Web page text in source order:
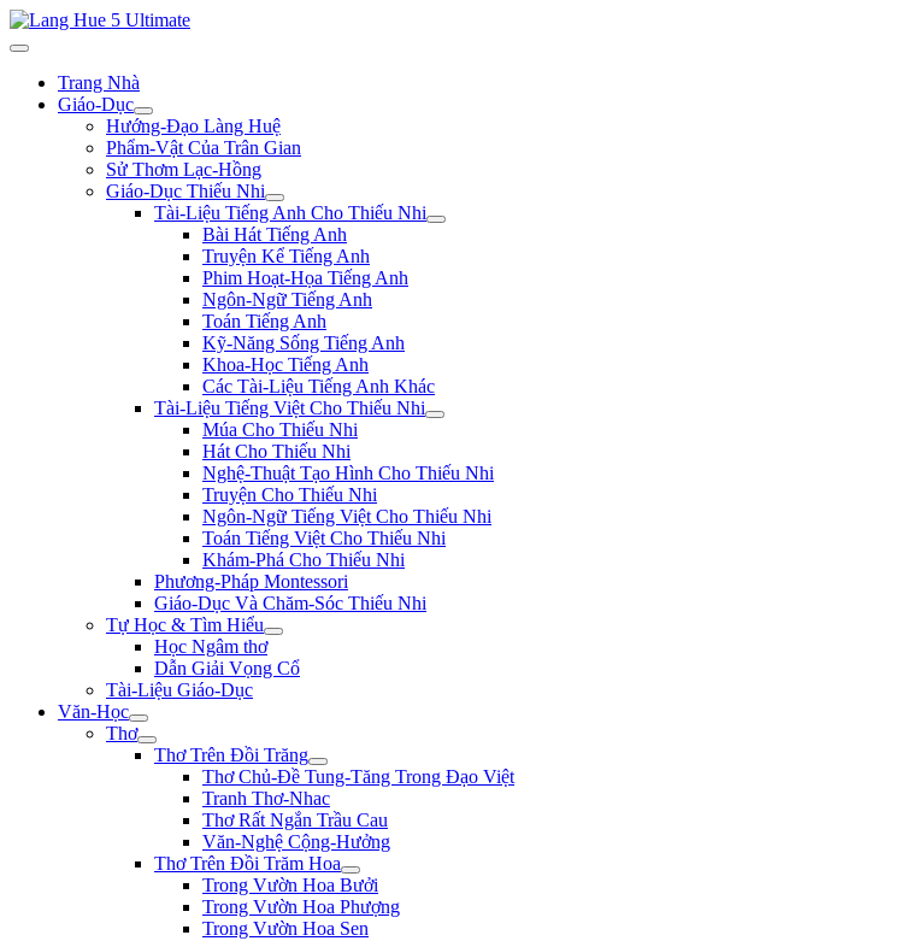
Trang Nhà
Giáo-Dục
Hướng-Đạo Làng Huệ
Phẩm-Vật Của Trân Gian
Sử Thơm Lạc-Hồng
Giáo-Dục Thiếu Nhi
Tài-Liệu Tiếng Anh Cho Thiếu Nhi
Bài Hát Tiếng Anh
Truyện Kể Tiếng Anh
Phim Hoạt-Họa Tiếng Anh
Ngôn-Ngữ Tiếng Anh
Toán Tiếng Anh
Kỹ-Năng Sống Tiếng Anh
Khoa-Học Tiếng Anh
Các Tài-Liệu Tiếng Anh Khác
Tài-Liệu Tiếng Việt Cho Thiếu Nhi
Múa Cho Thiếu Nhi
Hát Cho Thiếu Nhi
Nghệ-Thuật Tạo Hình Cho Thiếu Nhi
Truyện Cho Thiếu Nhi
Ngôn-Ngữ Tiếng Việt Cho Thiếu Nhi
Toán Tiếng Việt Cho Thiếu Nhi
Khám-Phá Cho Thiếu Nhi
Phương-Pháp Montessori
Giáo-Dục Và Chăm-Sóc Thiếu Nhi
Tự Học & Tìm Hiểu
Học Ngâm thơ
Dẫn Giải Vọng Cổ
Tài-Liệu Giáo-Dục
Văn-Học
Thơ
Thơ Trên Đồi Trăng
Thơ Chủ-Đề Tung-Tăng Trong Đạo Việt
Tranh Thơ-Nhac
Thơ Rất Ngắn Trầu Cau
Văn-Nghệ Cộng-Hưởng
Thơ Trên Đồi Trăm Hoa
Trong Vườn Hoa Bưởi
Trong Vườn Hoa Phượng
Trong Vườn Hoa Sen